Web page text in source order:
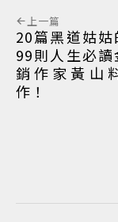
上一篇
20篇黑道姑姑
99則人生必
銷作家黃山
作！